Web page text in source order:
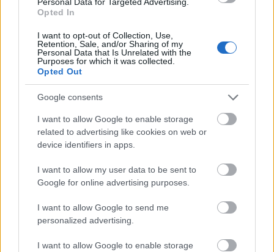
Opted In
I want to opt-out of Collection, Use,
Retention, Sale, and/or Sharing of my
Personal Data that Is Unrelated with the
Purposes for which it was collected.
Opted Out
Google consents
I want to allow Google to enable storage
related to advertising like cookies on web or
device identifiers in apps.
I want to allow my user data to be sent to
Google for online advertising purposes.
I want to allow Google to send me
personalized advertising.
I want to allow Google to enable storage
megkönnyíti a vásárlást!
mokuspanna• 2016. július 15.
Oké, bevallom, én egy olyan mókus vagyok, akinek
hobbija a filmek. Ezt úgy kell elképzelni, hogy heti
rendszerességgel fogyasztom a mozijegyeket.